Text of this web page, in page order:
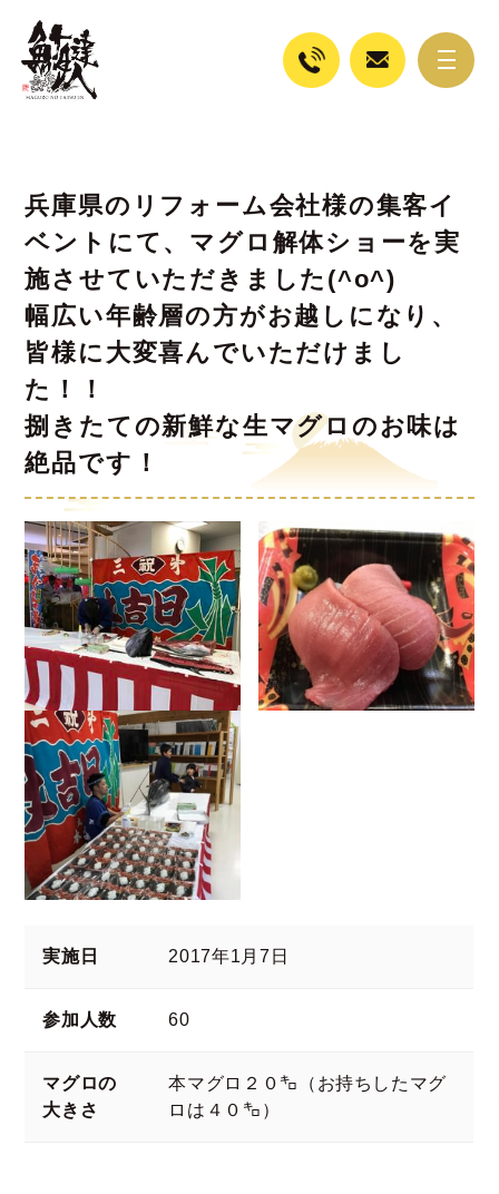
兵庫県のリフォーム会社様の集客イ
ベントにて、マグロ解体ショーを実
施させていただきました(^o^)
幅広い年齢層の方がお越しになり、
皆様に大変喜んでいただけまし
た！！
捌きたての新鮮な生マグロのお味は
絶品です！
実施日 2017年1月7日
参加人数 60
マグロの
大きさ
本マグロ２０㌔（お持ちしたマグ
ロは４０㌔）